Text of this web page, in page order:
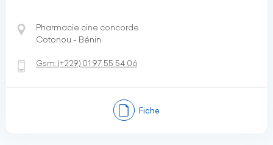
Pharmacie cine concorde
Cotonou - Bénin
Gsm:(+229) 01 97 55 54 06
Fiche